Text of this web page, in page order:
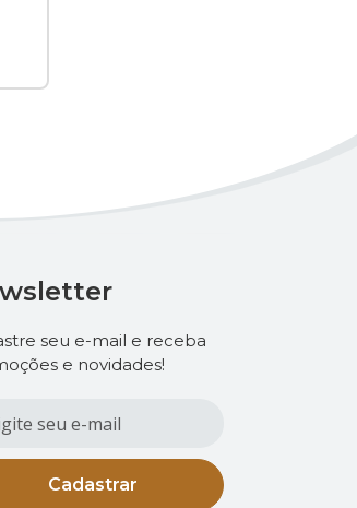
seu e-mail e receba
e novidades!
Cadastrar